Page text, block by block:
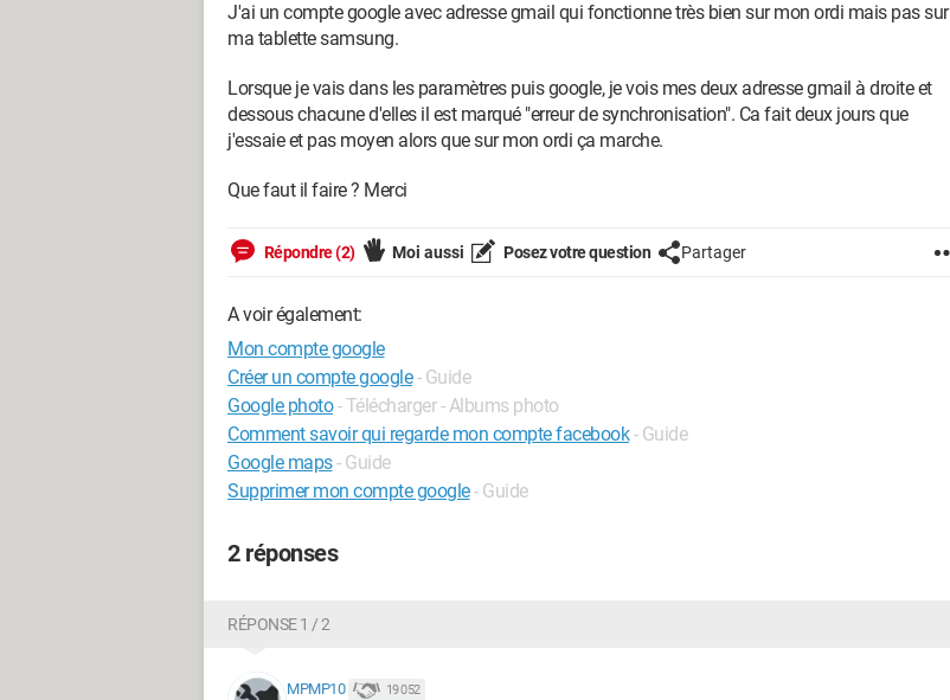
J'ai un compte google avec adresse gmail qui fonctionne très bien sur mon ordi mais pas sur
ma tablette samsung.
Lorsque je vais dans les paramètres puis google, je vois mes deux adresse gmail à droite et
dessous chacune d'elles il est marqué "erreur de synchronisation". Ca fait deux jours que
j'essaie et pas moyen alors que sur mon ordi ça marche.
Que faut il faire ? Merci
Répondre (2) Moi aussi Posez votre question Partager
A voir également:
Mon compte google
Créer un compte google - Guide
Google photo - Télécharger - Albums photo
Comment savoir qui regarde mon compte facebook - Guide
Google maps- Guide
Supprimer mon compte google- Guide
2 réponses
RÉPONSE 1 / 2
MPMP10 19 052